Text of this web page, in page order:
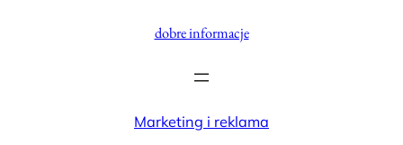
dobre informacje
Marketing i reklama